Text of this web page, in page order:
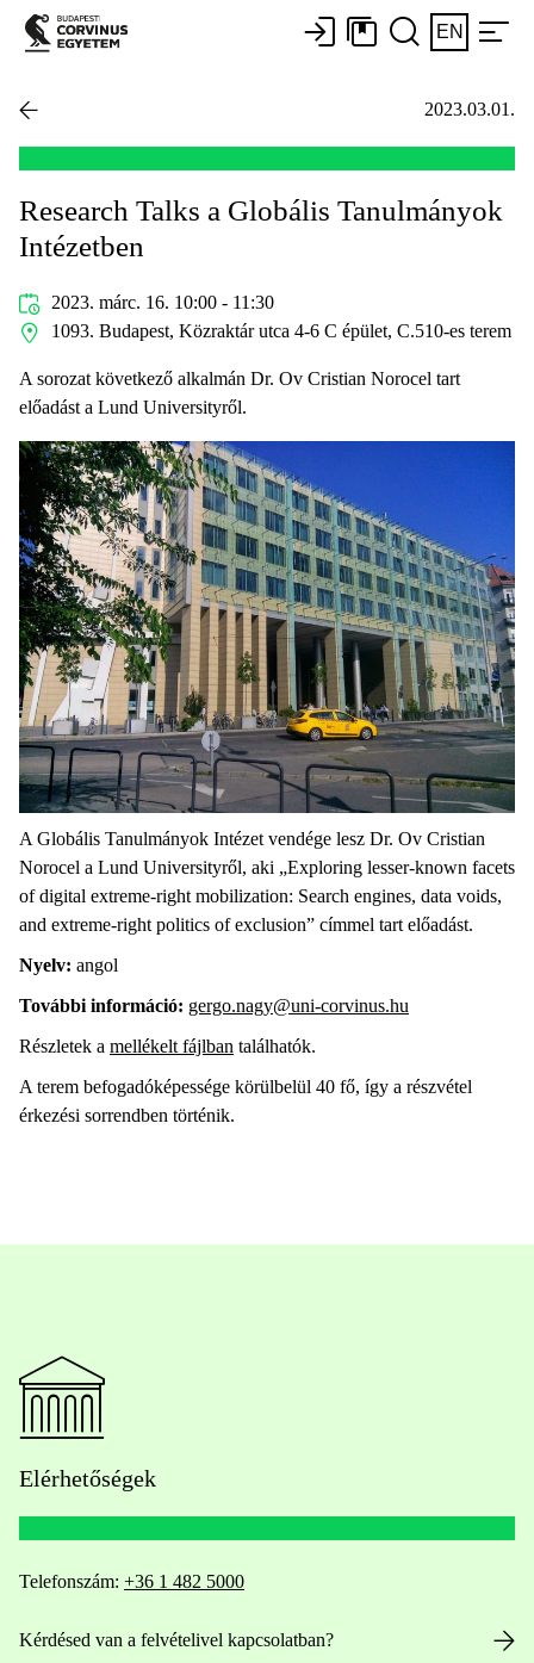
EN
2023.03.01.
Research Talks a Globális Tanulmányok
Intézetben
2023. márc. 16. 10:00 - 11:30
1093. Budapest, Közraktár utca 4-6 C épület, C.510-es terem
A sorozat következő alkalmán Dr. Ov Cristian Norocel tart
előadást a Lund Universityről.
A Globális Tanulmányok Intézet vendége lesz Dr. Ov Cristian
Norocel a Lund Universityről, aki „Exploring lesser-known facets
of digital extreme-right mobilization: Search engines, data voids,
and extreme-right politics of exclusion” címmel tart előadást.
Nyelv: angol
További információ: gergo.nagy@uni-corvinus.hu
Részletek a mellékelt fájlban találhatók.
A terem befogadóképessége körülbelül 40 fő, így a részvétel
érkezési sorrendben történik.
Elérhetőségek
Telefonszám: +36 1 482 5000
Kérdésed van a felvételivel kapcsolatban?